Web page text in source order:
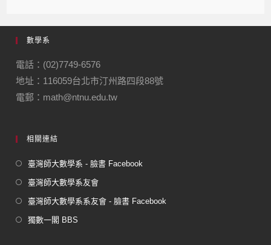
數學系
電話：(02)7749-6576
地址：116059台北市汀州路四段88號
電郵：math@ntnu.edu.tw
相關連結
臺灣師大數學系 - 臉書 Facebook
臺灣師大數學系友會
臺灣師大數學系系友會 - 臉書 Facebook
獨數一閣 BBS